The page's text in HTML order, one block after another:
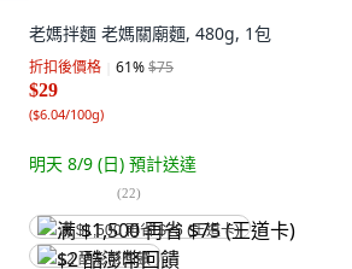
老媽拌麵 老媽關廟麵, 480g, 1包
折扣後價格 61%$75
$29
($6.04/100g)
明天 8/9 (日) 預計送達
(22)
满 $1,500 再省 $75 (王道卡)
$2 酷澎幣回饋